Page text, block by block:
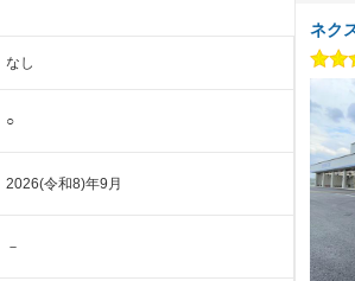
なし
○
2026(令和8)年9月
－
ネク